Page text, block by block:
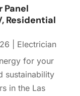
Panel
Residential
Electrician
for your
sustainability
in the Las